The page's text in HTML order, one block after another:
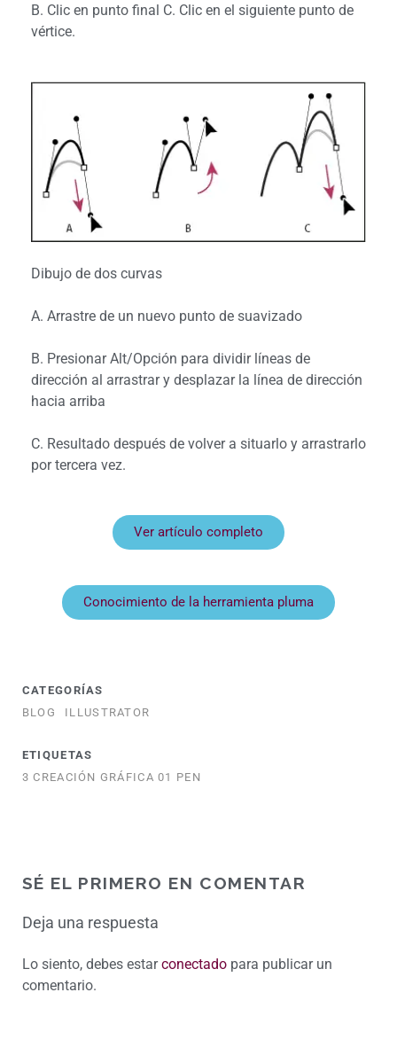
B. Clic en punto final C. Clic en el siguiente punto de
vértice.
Dibujo de dos curvas
A. Arrastre de un nuevo punto de suavizado
B. Presionar Alt/Opción para dividir líneas de
dirección al arrastrar y desplazar la línea de dirección
hacia arriba
C. Resultado después de volver a situarlo y arrastrarlo
por tercera vez.
Ver artículo completo
Conocimiento de la herramienta pluma
CATEGORÍAS
BLOG
ILLUSTRATOR
ETIQUETAS
3 CREACIÓN GRÁFICA 01 PEN
SÉ EL PRIMERO EN COMENTAR
Deja una respuesta
Lo siento, debes estarconectadopara publicar un
comentario.